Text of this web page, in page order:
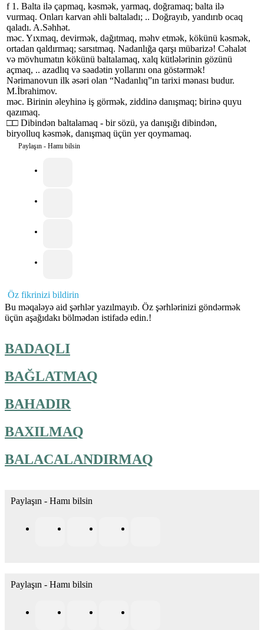
f 1. Balta ilə çapmaq, kəsmək, yarmaq, doğramaq; balta ilə
vurmaq. Onları karvan əhli baltaladı; .. Doğrayıb, yandırıb ocaq
qaladı. A.Səhhət.
məc. Yıxmaq, devirmək, dağıtmaq, məhv etmək, kökünü kəsmək,
ortadan qaldırmaq; sarsıtmaq. Nadanlığa qarşı mübarizə! Cəhalət
və mövhumatın kökünü baltalamaq, xalq kütlələrinin gözünü
açmaq, .. azadlıq və səadətin yollarını ona göstərmək!
Nərimanovun ilk əsəri olan “Nadanlıq”ın tarixi mənası budur.
M.İbrahimov.
məc. Birinin əleyhinə iş görmək, ziddinə danışmaq; birinə quyu
qazımaq.
□□ Dibindən baltalamaq - bir sözü, ya danışığı dibindən,
biryolluq kəsmək, danışmaq üçün yer qoymamaq.
Paylaşın - Hamı bilsin
Öz fikrinizi bildirin
Bu məqaləyə aid şərhlər yazılmayıb. Öz şərhlərinizi göndərmək
üçün aşağıdakı bölmədən istifadə edin.!
BADAQLI
BAĞLATMAQ
BAHADIR
BAXILMAQ
BALACALANDIRMAQ
Paylaşın - Hamı bilsin
Paylaşın - Hamı bilsin